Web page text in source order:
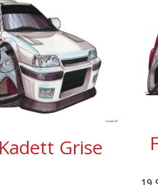
Grise